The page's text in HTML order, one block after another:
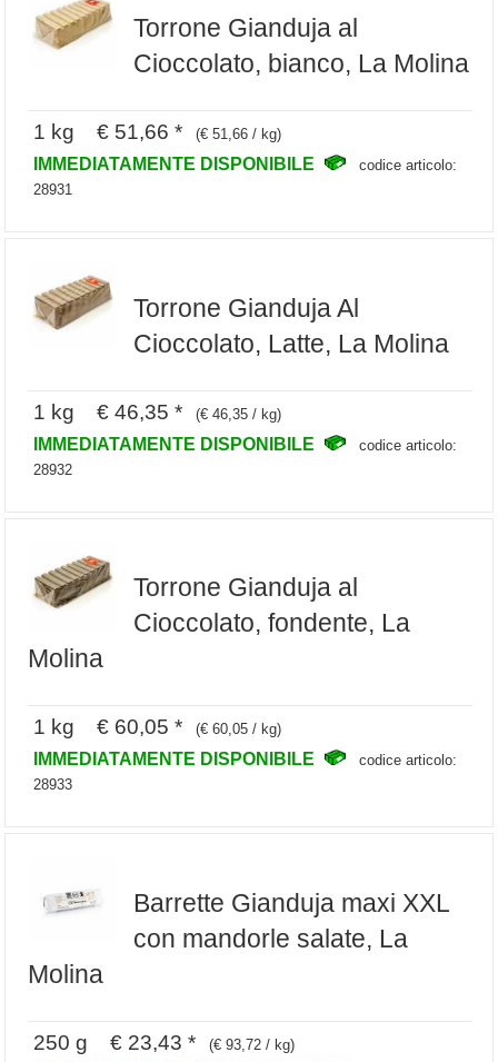
Torrone Gianduja al
Cioccolato, bianco, La Molina
1 kg € 51,66 * (€ 51,66 / kg)
IMMEDIATAMENTE DISPONIBILE
codice articolo:
28931
Torrone Gianduja Al
Cioccolato, Latte, La Molina
1 kg € 46,35 * (€ 46,35 / kg)
IMMEDIATAMENTE DISPONIBILE
codice articolo:
28932
Torrone Gianduja al
Cioccolato, fondente, La
Molina
1 kg € 60,05 * (€ 60,05 / kg)
IMMEDIATAMENTE DISPONIBILE
codice articolo:
28933
Barrette Gianduja maxi XXL
con mandorle salate, La
Molina
250 g € 23,43 * (€ 93,72 / kg)